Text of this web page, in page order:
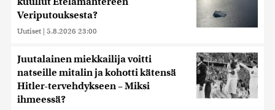
Veriputouksesta?
Uutiset | 5.8.2026 23:00
Juutalainen miekkailija voitti
natseille mitalin ja kohotti kätensä
Hitler-tervehdykseen – Miksi
ihmeessä?